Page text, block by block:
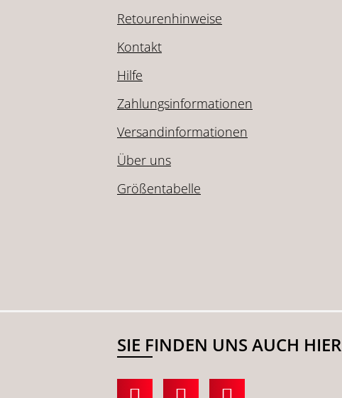
Retourenhinweise
Kontakt
Hilfe
Zahlungsinformationen
Versandinformationen
Über uns
Größentabelle
SIE FINDEN UNS AUCH HIER